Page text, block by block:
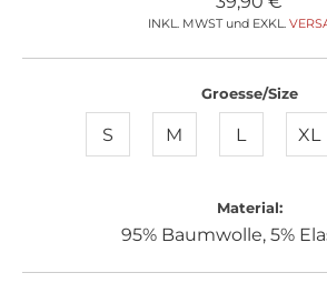
INKL. MWST und EXKL.
Groesse/Size
S M L XL
Material:
95% Baumwolle, 5%